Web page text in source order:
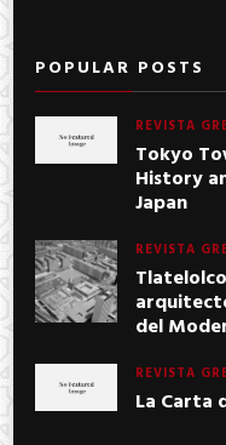
POPULAR POSTS
REVISTA
Tokyo
History
Japan
REVISTA
del
REVISTA
La Carta